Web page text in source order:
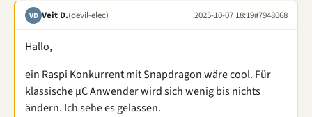
VD Veit D.(devil-elec) 2025-10-07 18:19#7948068
Hallo,
ein Raspi Konkurrent mit Snapdragon wäre cool. Für
klassische µC Anwender wird sich wenig bis nichts
ändern. Ich sehe es gelassen.